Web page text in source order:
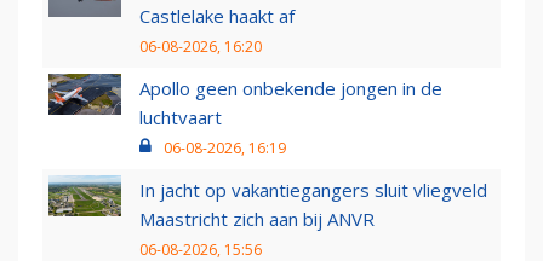
Castlelake haakt af
06-08-2026, 16:20
Apollo geen onbekende jongen in de
luchtvaart
06-08-2026, 16:19
In jacht op vakantiegangers sluit vliegveld
Maastricht zich aan bij ANVR
06-08-2026, 15:56